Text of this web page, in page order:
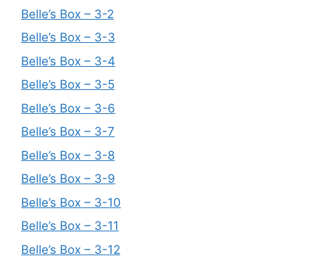
Belle’s Box – 3-2
Belle’s Box – 3-3
Belle’s Box – 3-4
Belle’s Box – 3-5
Belle’s Box – 3-6
Belle’s Box – 3-7
Belle’s Box – 3-8
Belle’s Box – 3-9
Belle’s Box – 3-10
Belle’s Box – 3-11
Belle’s Box – 3-12